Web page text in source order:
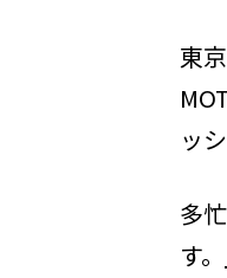
東
ッ
多
す。